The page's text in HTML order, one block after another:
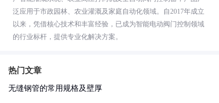
泛应用于市政园林、农业灌溉及家庭自动化领域。自2017年成立
以来，凭借核心技术和丰富经验，已成为智能电动阀门控制领域
的行业标杆，提供专业化解决方案。
热门文章
无缝钢管的常用规格及壁厚